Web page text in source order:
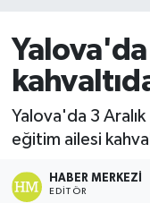
Yalova'da 3
eğitim ailesi
HABER MERKEZI
EDITÖR
SİYASET
SPOR
Süper Lig
Tüm
Son Dakika